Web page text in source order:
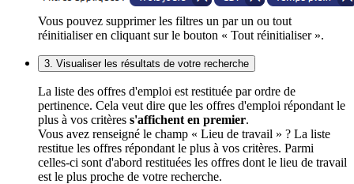
Vous pouvez supprimer les filtres un par un ou tout
réinitialiser en cliquant sur le bouton « Tout réinitialiser ».
3. Visualiser les résultats de votre recherche
La liste des offres d'emploi est restituée par ordre de
pertinence. Cela veut dire que les offres d'emploi répondant le
plus à vos critères s'affichent en premier.
Vous avez renseigné le champ « Lieu de travail » ? La liste
restitue les offres répondant le plus à vos critères. Parmi
celles-ci sont d'abord restituées les offres dont le lieu de travail
est le plus proche de votre recherche.